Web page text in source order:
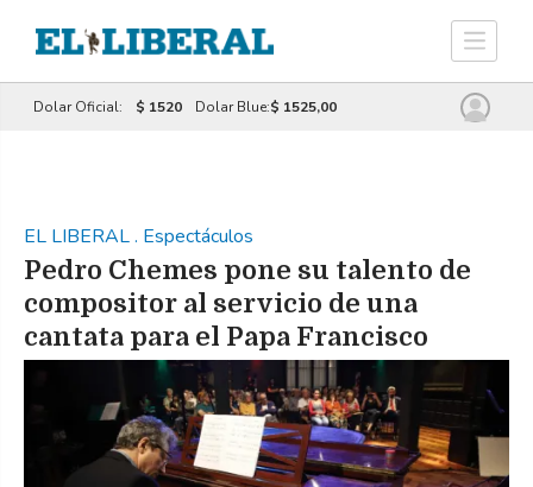
Dolar Oficial: $ 1520 Dolar Blue:$ 1525,00
EL LIBERAL. Espectáculos
Pedro Chemes pone su talento de
compositor al servicio de una
cantata para el Papa Francisco